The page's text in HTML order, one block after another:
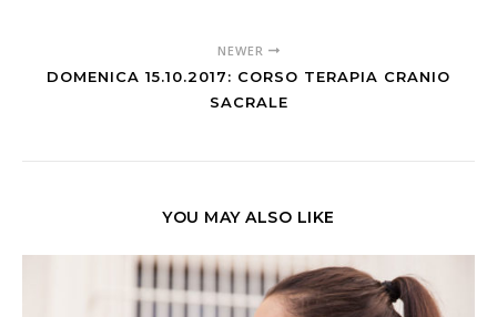
NEWER
DOMENICA 15.10.2017: CORSO TERAPIA CRANIO
SACRALE
YOU MAY ALSO LIKE